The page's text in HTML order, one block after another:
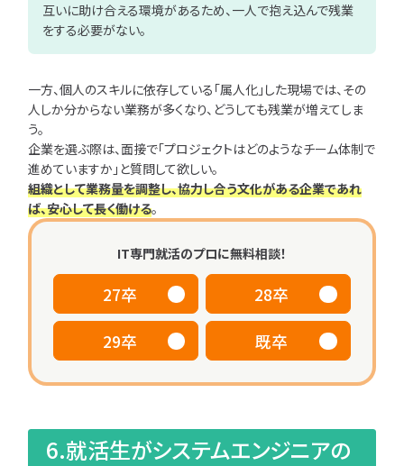
互いに助け合える環境があるため、一人で抱え込んで残業
をする必要がない。
一方、個人のスキルに依存している「属人化」した現場では、その
人しか分からない業務が多くなり、どうしても残業が増えてしま
う。
企業を選ぶ際は、面接で「プロジェクトはどのようなチーム体制で
進めていますか」と質問して欲しい。
組織として業務量を調整し、協力し合う文化がある企業であれ
ば、安心して長く働ける。
IT専門就活のプロに無料相談！
27卒 28卒
29卒 既卒
6.就活生がシステムエンジニアの